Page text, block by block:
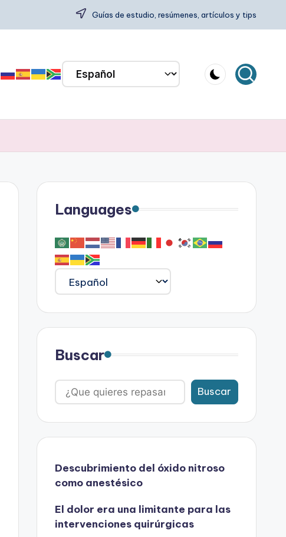
Guías de estudio, resúmenes, artículos y tips
Languages
Buscar
Buscar
Descubrimiento del óxido nitroso
como anestésico
El dolor era una limitante para las
intervenciones quirúrgicas